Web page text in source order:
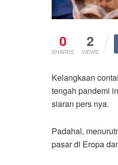
0
SHARES
2
VIEWS
Kelangkaan
tengah pandemi
siaran pers nya.
Padahal,
pasar di Eropa